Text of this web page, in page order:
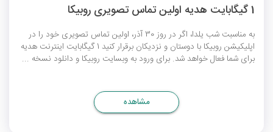
1 گیگابایت هدیه اولین تماس تصویری روبیکا
به مناسبت شب یلدا، اگر در روز 30 آذر، اولین تماس تصویری خود را در
اپلیکیشن روبیکا با دوستان و نزدیکان برقرار کنید 1 گیگابایت اینترنت هدیه
برای شما فعال خواهد شد. برای ورود به وبسایت روبیکا و دانلود نسخه ...
مشاهده